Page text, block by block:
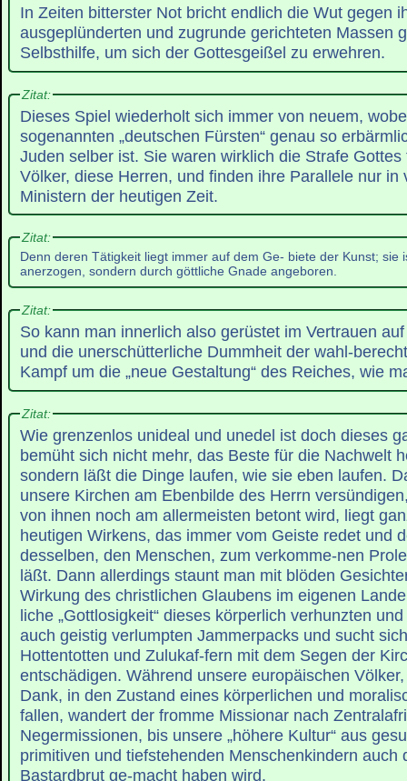
In Zeiten bitterster Not bricht endlich die Wut gegen
ausgeplünderten und zugrunde gerichteten Massen
Selbsthilfe, um sich der Gottesgeißel zu erwehren.
Zitat:
Dieses Spiel wiederholt sich immer von neuem,
sogenannten „deutschen Fürsten“ genau so
Juden selber ist. Sie waren wirklich die Strafe Gottes
Völker, diese Herren, und finden ihre Parallele nur in
Ministern der heutigen Zeit.
Zitat:
Denn deren Tätigkeit liegt immer auf dem Ge- biete der Kunst; sie
anerzogen, sondern durch göttliche Gnade angeboren.
Zitat:
So kann man innerlich also gerüstet im Vertrauen
und die unerschütterliche Dummheit der wahl-
Kampf um die „neue Gestaltung“ des Reiches, wie
Zitat:
Wie grenzenlos unideal und unedel ist doch dieses
bemüht sich nicht mehr, das Beste für die Nachwelt
sondern läßt die Dinge laufen, wie sie eben laufen.
unsere Kirchen am Ebenbilde des Herrn
von ihnen noch am allermeisten betont wird, liegt
heutigen Wirkens, das immer vom Geiste redet und
desselben, den Menschen, zum verkomme-nen
läßt. Dann allerdings staunt man mit blöden
Wirkung des christlichen Glaubens im eigenen
liche „Gottlosigkeit“ dieses körperlich verhunzten
auch geistig verlumpten Jammerpacks und sucht
Hottentotten und Zulukaf-fern mit dem Segen der
entschädigen. Während unsere europäischen
Dank, in den Zustand eines körperlichen und
fallen, wandert der fromme Missionar nach
Negermissionen, bis unsere „höhere Kultur“ aus
primitiven und tiefstehenden Menschenkindern auch
Bastardbrut ge-macht haben wird.